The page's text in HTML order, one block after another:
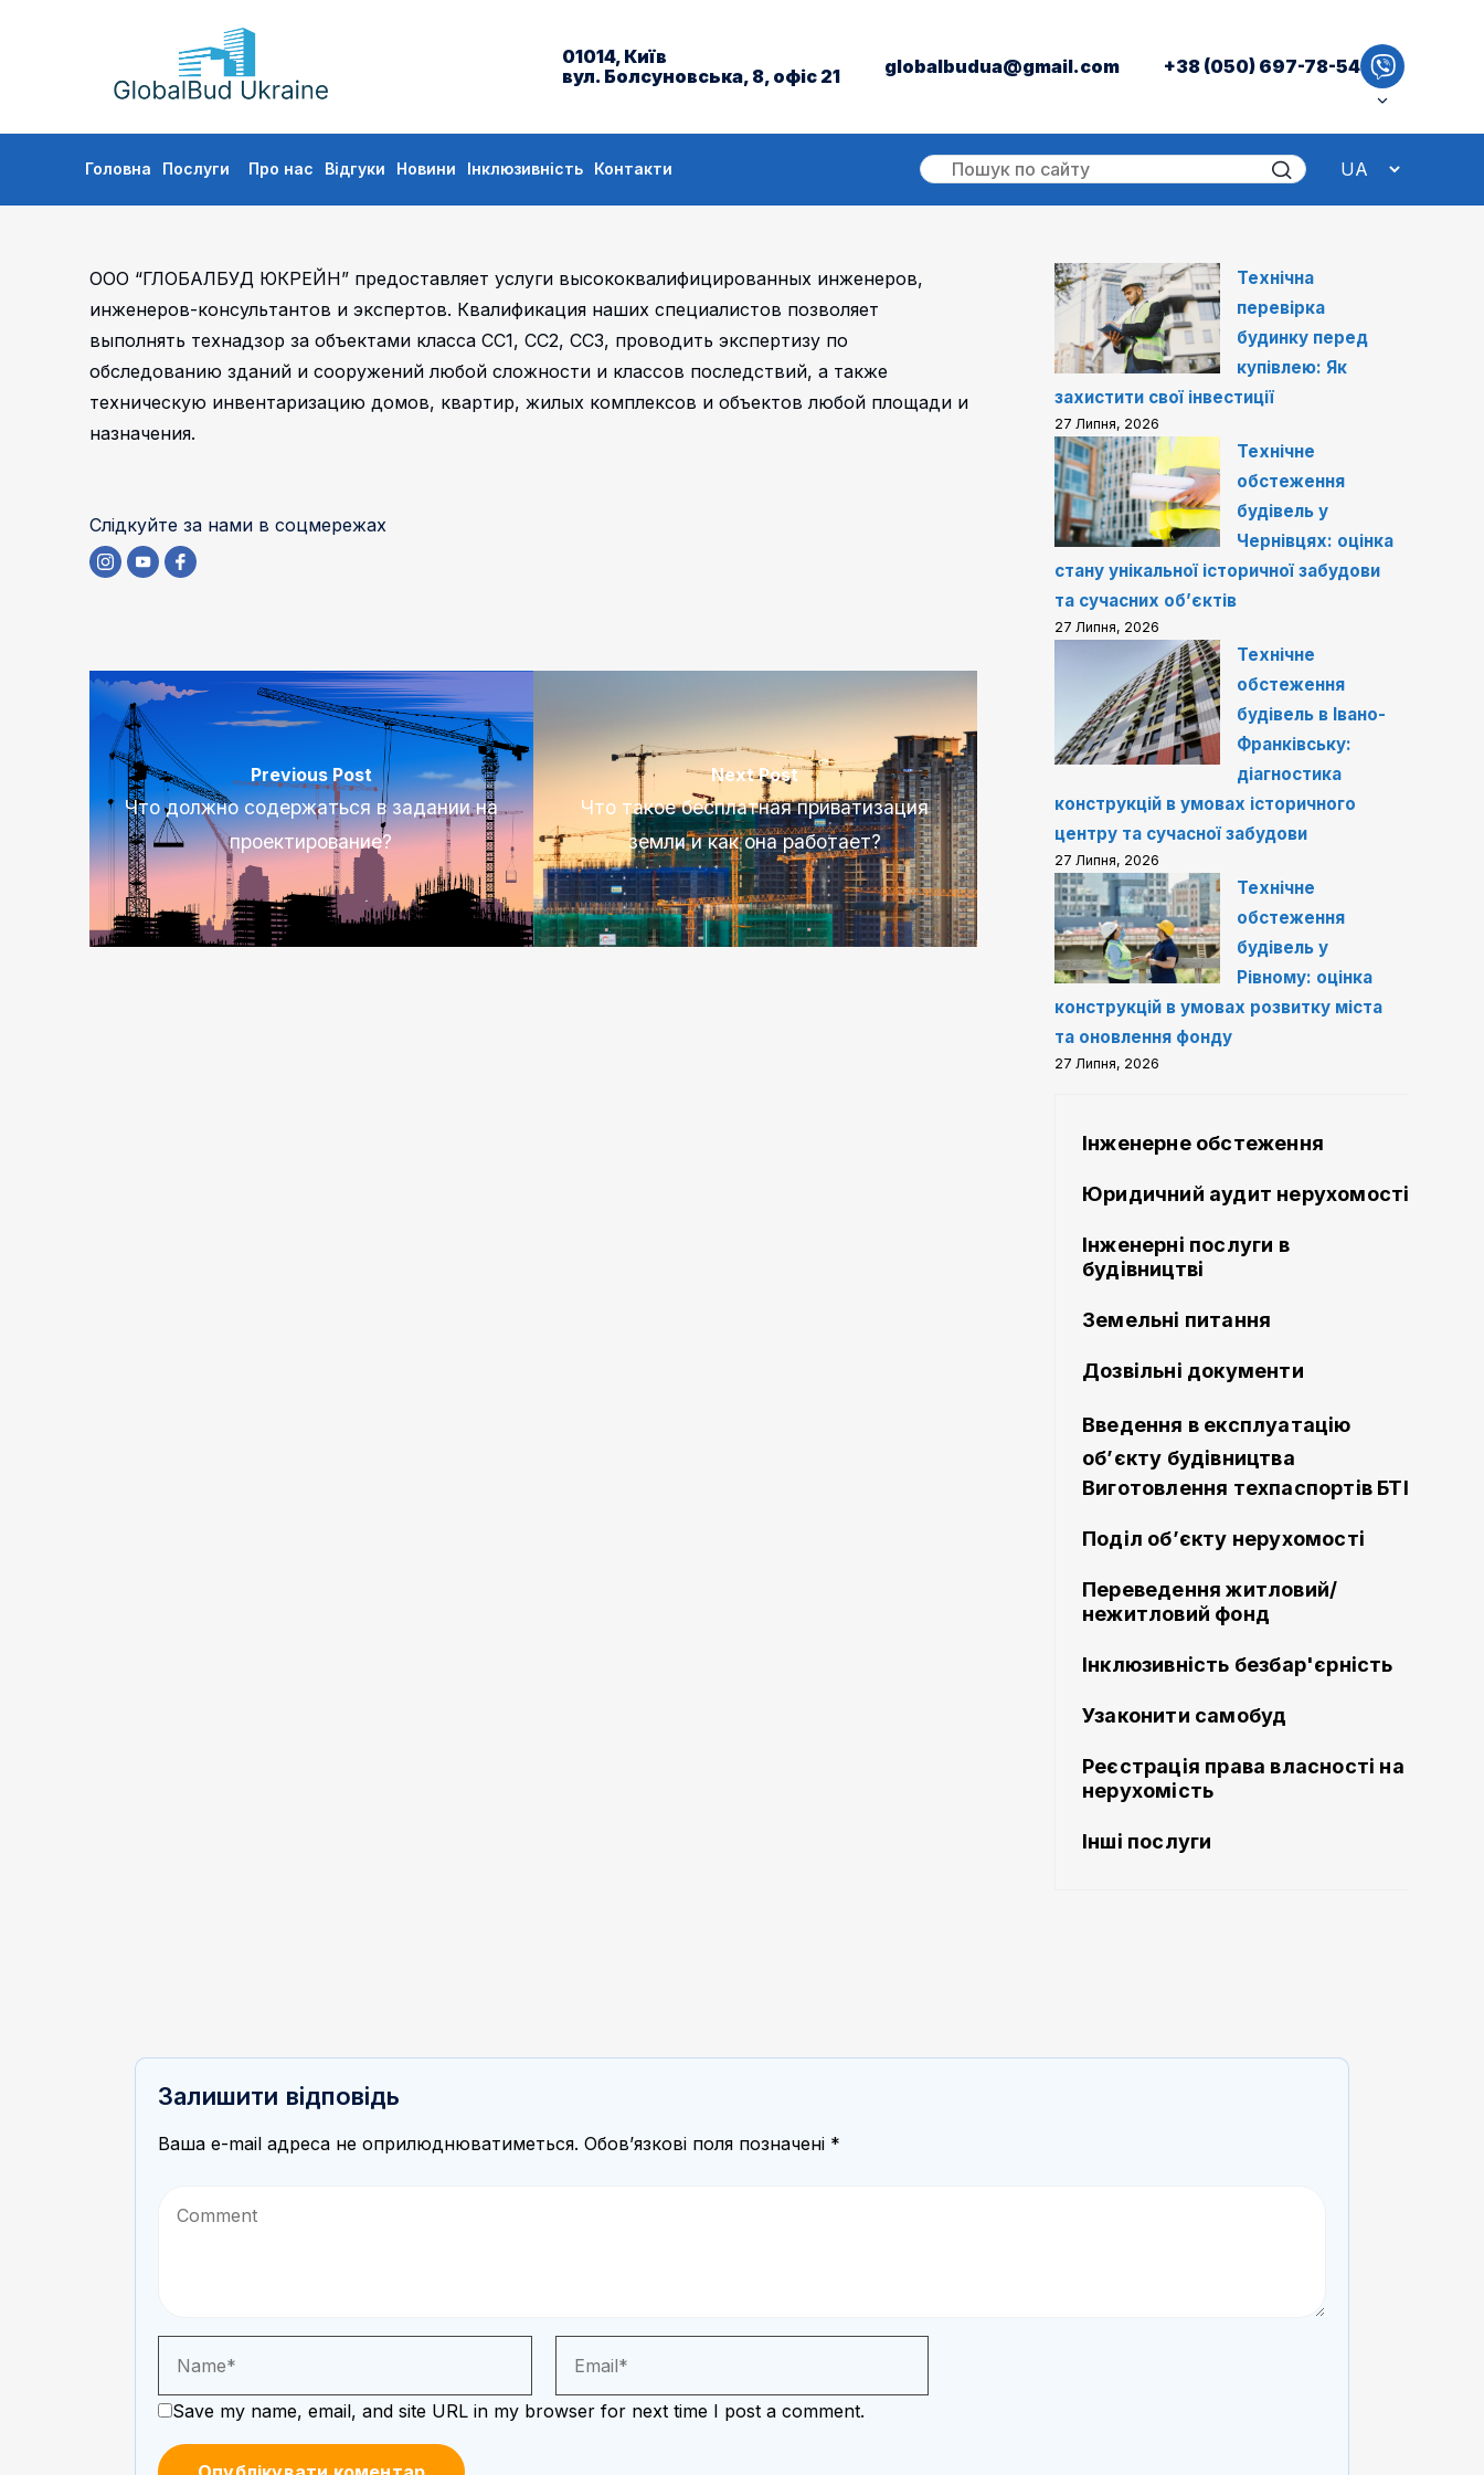
01014, Київ
вул. Болсуновська, 8, офіс 21
globalbudua@gmail.com +38 (050) 697-78-54
Skip
to
Головна Послуги Про нас Відгуки Новини Інклюзивність Контакти
ООО “ГЛОБАЛБУД ЮКРЕЙН” предоставляет услуги высококвалифицированных инженеров,
инженеров-консультантов и экспертов. Квалификация наших специалистов позволяет
выполнять технадзор за объектами класса СС1, СС2, СС3, проводить экспертизу по
обследованию зданий и сооружений любой сложности и классов последствий, а также
техническую инвентаризацию домов, квартир, жилых комплексов и объектов любой площади и
назначения.
Слідкуйте за нами в соцмережах
Previous Post
Что должно содержаться в задании на
проектирование?
Next Post
Что такое бесплатная приватизация
земли и как она работает?
Технічна
перевірка
будинку перед
купівлею: Як
захистити свої інвестиції
27 Липня, 2026
Технічне
обстеження
будівель у
Чернівцях: оцінка
стану унікальної історичної забудови
та сучасних об’єктів
27 Липня, 2026
Технічне
обстеження
будівель в Івано-
Франківську:
діагностика
конструкцій в умовах історичного
центру та сучасної забудови
27 Липня, 2026
Технічне
обстеження
будівель у
Рівному: оцінка
конструкцій в умовах розвитку міста
та оновлення фонду
27 Липня, 2026
Інженерне обстеження
Юридичний аудит нерухомості
Інженерні послуги в
будівництві
Земельні питання
Дозвільні документи
Введення в експлуатацію
об’єкту будівництва
Виготовлення техпаспортів БТІ
Поділ об’єкту нерухомості
Переведення житловий/
нежитловий фонд
Інклюзивність безбар'єрність
Узаконити самобуд
Реєстрація права власності на
нерухомість
Інші послуги
Залишити відповідь
Ваша e-mail адреса не оприлюднюватиметься. Обов’язкові поля позначені *
Save my name, email, and site URL in my browser for next time I post a comment.